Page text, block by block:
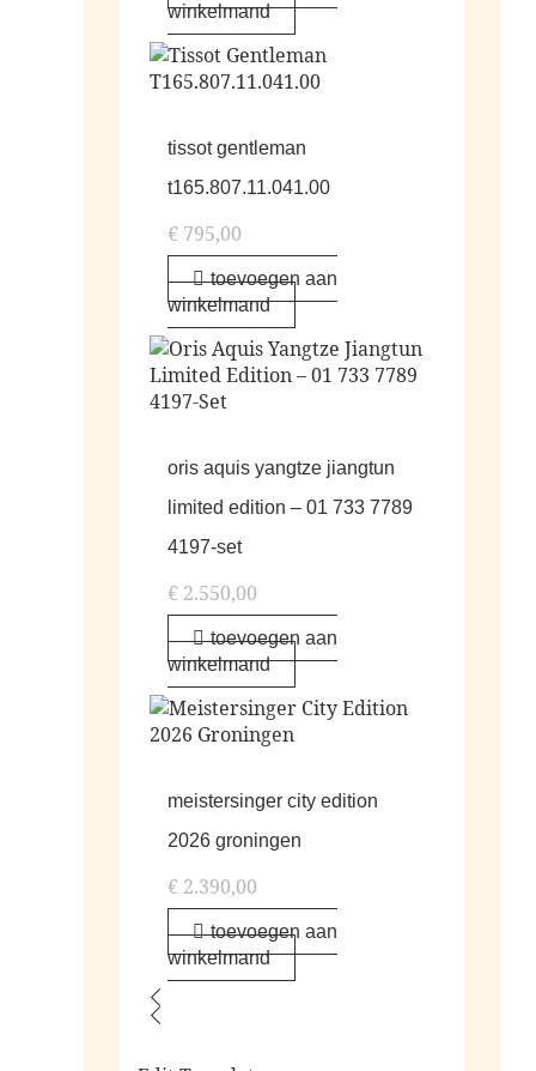
winkelmand
tissot gentleman
t165.807.11.041.00
€ 795,00
toevoegen aan
winkelmand
oris aquis yangtze jiangtun
limited edition – 01 733 7789
4197-set
€ 2.550,00
toevoegen aan
winkelmand
meistersinger city edition
2026 groningen
€ 2.390,00
toevoegen aan
winkelmand